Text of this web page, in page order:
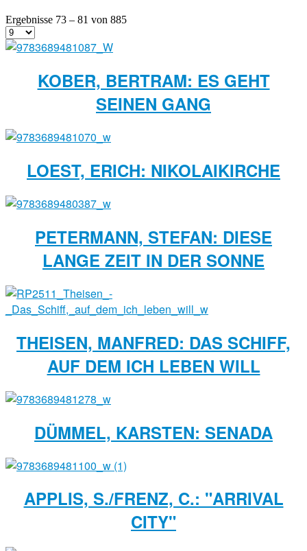
Ergebnisse 73 – 81 von 885
KOBER, BERTRAM: ES GEHT
SEINEN GANG
LOEST, ERICH: NIKOLAIKIRCHE
PETERMANN, STEFAN: DIESE
LANGE ZEIT IN DER SONNE
THEISEN, MANFRED: DAS SCHIFF,
AUF DEM ICH LEBEN WILL
DÜMMEL, KARSTEN: SENADA
APPLIS, S./FRENZ, C.: "ARRIVAL
CITY"